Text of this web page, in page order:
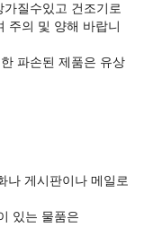
질수있고 건조기로
주의 및 양해 바랍니
파손된 제품은 유상
나 게시판이나 메일로
있는 물품은